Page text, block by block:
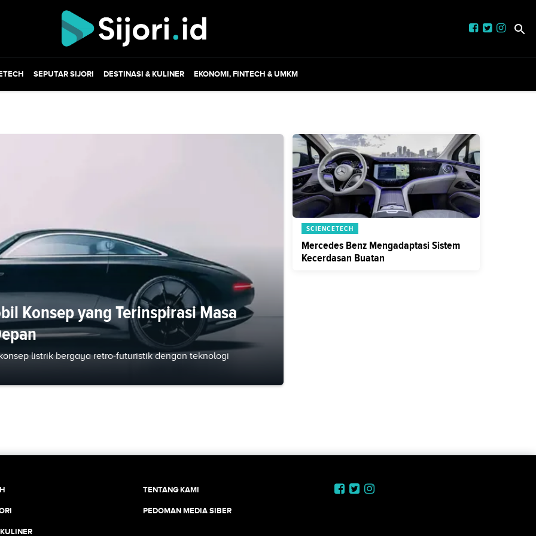
SEPUTAR SIJORI DESTINASI & KULINER EKONOMI, FINTECH & UMKM
Konsep yang Terinspirasi Masa
listrik bergaya retro-futuristik dengan teknologi
SCIENCETECH
Mercedes Benz Mengadaptasi Sistem
Kecerdasan Buatan
TENTANG KAMI
PEDOMAN MEDIA SIBER